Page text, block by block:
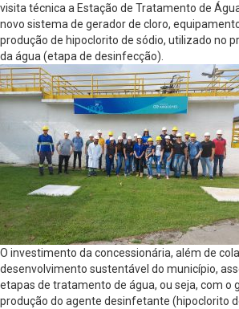
visita técnica a Estação de Tratamento de
novo sistema de gerador de cloro,
produção de hipoclorito de sódio, utilizado no
da água (etapa de desinfecção).
O investimento da concessionária, além de
desenvolvimento sustentável do município,
etapas de tratamento de água, ou seja, com o
produção do agente desinfetante (hipoclorito